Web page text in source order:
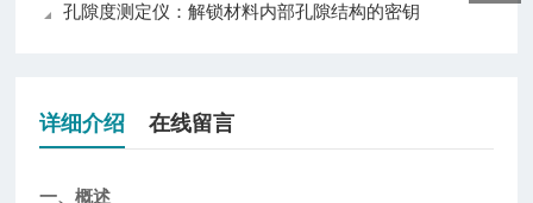
孔隙度测定仪：解锁材料内部孔隙结构的密钥
详细介绍 在线留言
一、概述